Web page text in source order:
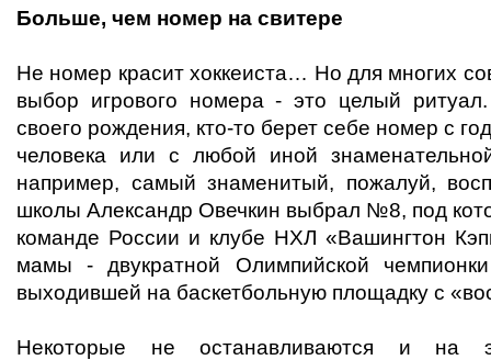
Больше, чем номер на свитере
Не номер красит хоккеиста… Но для многих
выбор игрового номера - это целый
своего рождения, кто-то берет себе номер с
человека или с любой иной
например, самый знаменитый, пожалуй,
школы Александр Овечкин выбрал №8, под
команде России и клубе НХЛ «Вашингтон
мамы - двукратной Олимпийской
выходившей на баскетбольную площадку с
Некоторые не останавливаются и на